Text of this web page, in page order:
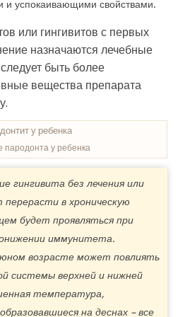
и успокаивающими свойствами.
или гингивитов с первых
назначаются лечебные
быть более
вещества препарата
пародонта у ребенка
гингивита без лечения или
в хроническую
будет проявляться при
иммунитета.
возрасте может повлиять
системы верхней и нижней
температура,
на деснах – все